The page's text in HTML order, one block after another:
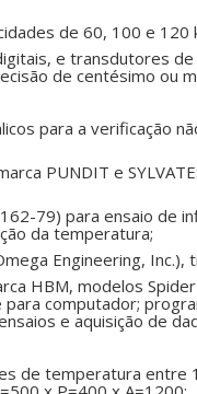
de 60, 100 e 120
e transdutores
de centésimo ou
para a verificação
PUNDIT e
79) para ensaio de
da temperatura;
Engineering, Inc.),
HBM, modelos
computador;
e aquisição de
de temperatura entre